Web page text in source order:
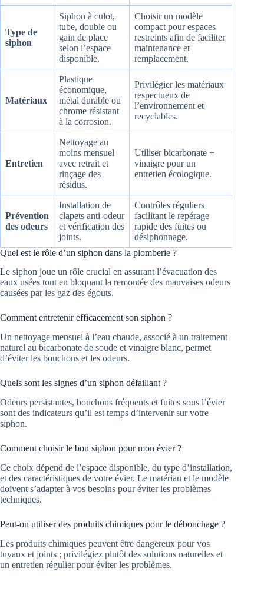
Type de
siphon
Siphon à culot,
tube, double ou
gain de place
selon l’espace
disponible.
Choisir un modèle
compact pour espaces
restreints afin de faciliter
maintenance et
remplacement.
Matériaux
Plastique
économique,
métal durable ou
chrome résistant
à la corrosion.
Privilégier les matériaux
respectueux de
l’environnement et
recyclables.
Entretien
Nettoyage au
moins mensuel
avec retrait et
rinçage des
résidus.
Utiliser bicarbonate +
vinaigre pour un
entretien écologique.
Prévention
des odeurs
Installation de
clapets anti-odeur
et vérification des
joints.
Contrôles réguliers
facilitant le repérage
rapide des fuites ou
désiphonnage.
Quel est le rôle d’un siphon dans la plomberie ?
Le siphon joue un rôle crucial en assurant l’évacuation des
eaux usées tout en bloquant la remontée des mauvaises odeurs
causées par les gaz des égouts.
Comment entretenir efficacement son siphon ?
Un nettoyage mensuel à l’eau chaude, associé à un traitement
naturel au bicarbonate de soude et vinaigre blanc, permet
d’éviter les bouchons et les odeurs.
Quels sont les signes d’un siphon défaillant ?
Odeurs persistantes, bouchons fréquents et fuites sous l’évier
sont des indicateurs qu’il est temps d’intervenir sur votre
siphon.
Comment choisir le bon siphon pour mon évier ?
Ce choix dépend de l’espace disponible, du type d’installation,
et des caractéristiques de votre évier. Le matériau et le modèle
doivent s’adapter à vos besoins pour éviter les problèmes
techniques.
Peut-on utiliser des produits chimiques pour le débouchage ?
Les produits chimiques peuvent être dangereux pour vos
tuyaux et joints ; privilégiez plutôt des solutions naturelles et
un entretien régulier pour éviter les problèmes.